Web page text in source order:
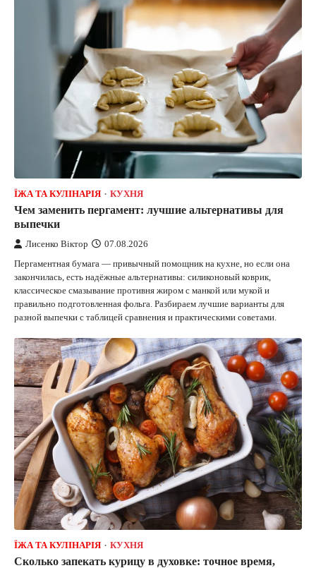
ЇЖА ТА КУЛІНАРІЯ КУХНЯ
Чем заменить пергамент: лучшие альтернативы для
выпечки
Лисенко Віктор 07.08.2026
Пергаментная бумага — привычный помощник на кухне, но если она
закончилась, есть надёжные альтернативы: силиконовый коврик,
классическое смазывание противня жиром с манкой или мукой и
правильно подготовленная фольга. Разбираем лучшие варианты для
разной выпечки с таблицей сравнения и практическими советами.
ЇЖА ТА КУЛІНАРІЯ КУХНЯ
Сколько запекать курицу в духовке: точное время,